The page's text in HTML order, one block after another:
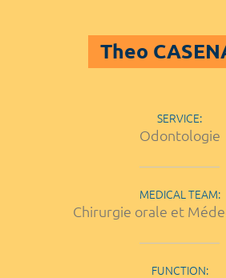
Theo
SERVICE:
Odontologie
MEDICAL TEAM:
Chirurgie orale et
FUNCTION: